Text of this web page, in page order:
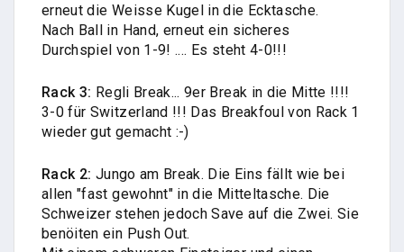
erneut die Weisse Kugel in die Ecktasche.
Nach Ball in Hand, erneut ein sicheres
Durchspiel von 1-9! .... Es steht 4-0!!!
Rack 3: Regli Break... 9er Break in die Mitte !!!!
3-0 für Switzerland !!! Das Breakfoul von Rack 1
wieder gut gemacht :-)
Rack 2: Jungo am Break. Die Eins fällt wie bei
allen "fast gewohnt" in die Mitteltasche. Die
Schweizer stehen jedoch Save auf die Zwei. Sie
benöiten ein Push Out.